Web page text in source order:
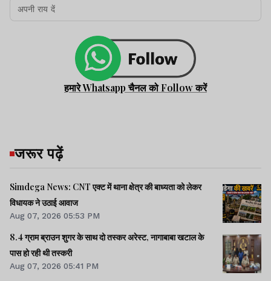
हमारे Whatsapp चैनल को Follow करें
जरूर पढ़ें
Simdega News: CNT एक्ट में थाना क्षेत्र की बाध्यता को लेकर
विधायक ने उठाई आवाज
Aug 07, 2026 05:53 PM
8.4 ग्राम ब्राउन शुगर के साथ दो तस्कर अरेस्ट, नागाबाबा खटाल के
पास हो रही थी तस्करी
Aug 07, 2026 05:41 PM